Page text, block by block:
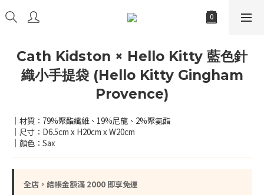
Cath Kidston × Hello Kitty 藍色針
織小手提袋 (Hello Kitty Gingham
Provence)
｜材質：79%聚酯纖維、19%尼龍、2%聚氨酯
｜尺寸：D6.5cm x H20cm x W20cm
｜顏色：Sax
全店，結帳金額滿 2000 即享免運